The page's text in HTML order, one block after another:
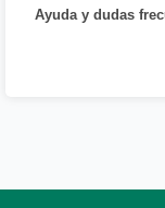
Ayuda y dudas